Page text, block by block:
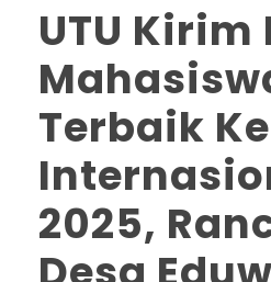
UTU Kirim
Terbaik
2025,